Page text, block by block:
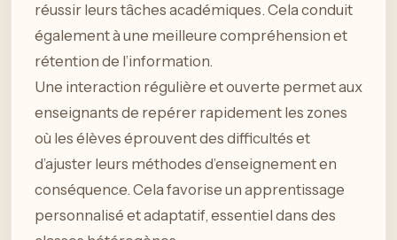
réussir leurs tâches académiques. Cela conduit
également à une meilleure compréhension et
rétention de l’information.
Une interaction régulière et ouverte permet aux
enseignants de repérer rapidement les zones
où les élèves éprouvent des difficultés et
d’ajuster leurs méthodes d’enseignement en
conséquence. Cela favorise un apprentissage
personnalisé et adaptatif, essentiel dans des